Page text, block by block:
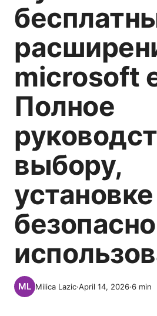
microsoft
Полное
выбору,
Milica Lazic·April 14, 2026·6 min